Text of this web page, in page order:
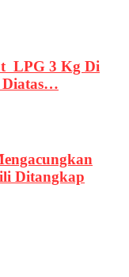
LPG 3 Kg Di
Diatas…
Ditangkap